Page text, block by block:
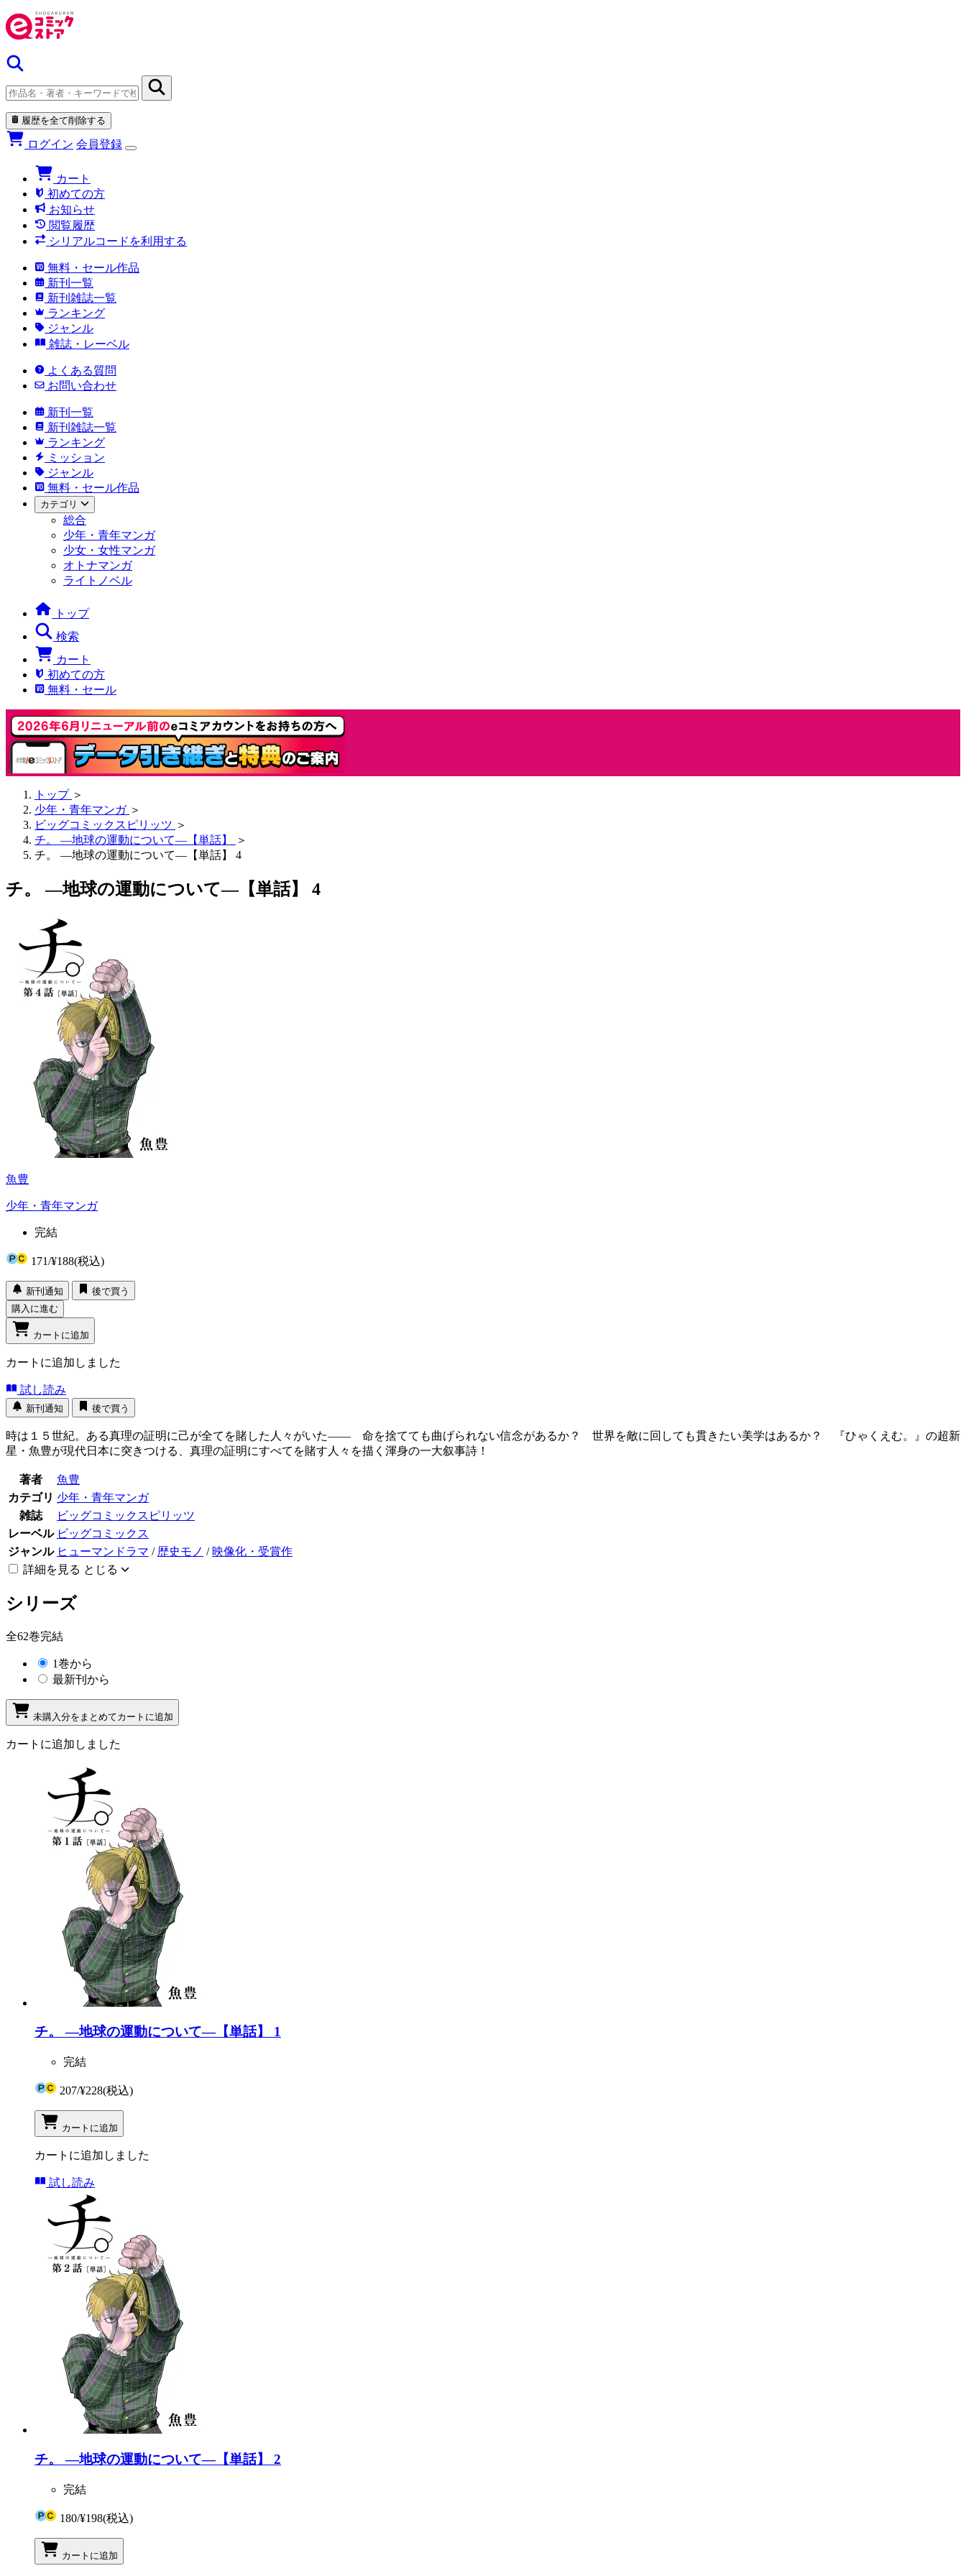
履歴を全て削除する
ログイン 会員登録
カート
初めての方
お知らせ
閲覧履歴
シリアルコードを利用する
無料・セール作品
新刊一覧
新刊雑誌一覧
ランキング
ジャンル
雑誌・レーベル
よくある質問
お問い合わせ
新刊一覧
新刊雑誌一覧
ランキング
ミッション
ジャンル
無料・セール作品
カテゴリ
総合
少年・青年マンガ
少女・女性マンガ
オトナマンガ
ライトノベル
トップ
検索
カート
初めての方
無料・セール
トップ ＞
少年・青年マンガ ＞
ビッグコミックスピリッツ ＞
チ。 ―地球の運動について―【単話】
＞
チ。 ―地球の運動について―【単話】 4
チ。 ―地球の運動について―【単話】 4
魚豊
少年・青年マンガ
完結
171/¥188(税込)
新刊通知
後で買う
購入に進む
カートに追加
カートに追加しました
試し読み
新刊通知 後で買う
時は１５世紀。ある真理の証明に己が全てを賭した人々がいた―― 命を捨てても曲げられない信念があるか？ 世界を敵に回しても貫きたい美学はあるか？ 『ひゃくえむ。』の超新
星・魚豊が現代日本に突きつける、真理の証明にすべてを賭す人々を描く渾身の一大叙事詩！
著者
魚豊
カテゴリ 少年・青年マンガ
雑誌
ビッグコミックスピリッツ
レーベル ビッグコミックス
ジャンル ヒューマンドラマ / 歴史モノ / 映像化・受賞作
詳細を見る とじる
シリーズ
全62巻完結
1巻から
最新刊から
未購入分をまとめてカートに追加
カートに追加しました
チ。 ―地球の運動について―【単話】 1
完結
207/¥228(税込)
カートに追加
カートに追加しました
試し読み
チ。 ―地球の運動について―【単話】 2
完結
180/¥198(税込)
カートに追加